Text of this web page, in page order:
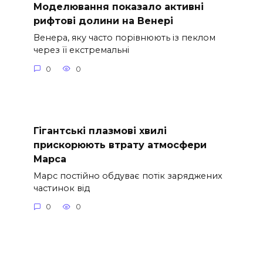
Моделювання показало активні
рифтові долини на Венері
Венера, яку часто порівнюють із пеклом
через її екстремальні
0 0
Гігантські плазмові хвилі
прискорюють втрату атмосфери
Марса
Марс постійно обдуває потік заряджених
частинок від
0 0